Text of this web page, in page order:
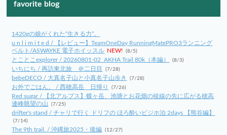
favorite blog
1420gの娘がくれた“生きる力”。
u n l i m i t e d / 【レビュー】TeamOneDay RunningMatePRO3ランニング
ベルト/ASWAYKE 電子ホイッスル NEW! (8/5)
とことこexplorer / 20260801-02_AKHA Trail 80k（本編） (8/3)
いちにち / 再訪東北旅 ＠二日目 (7/28)
bebeDECO / 大真名子山と小真名子山歩き (7/28)
お外でごはん。 / 西穂高岳 日帰り (7/26)
Red sugar / 【北アルプス】蝶ヶ岳、池塘とお花畑の稜線の先に広がる穂高
連峰眺望の山
(7/25)
drifter's stand / チャリで行く ドリフの ほろ酔いビジホ泊 2days 【熊谷編】
(7/14)
The 9th trail. / 沖縄旅2025・後編 (12/27)